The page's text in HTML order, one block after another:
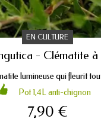
EN CULTURE
- Clématite à
lumineuse qui fleurit
Pot 1,4L anti-chignon
7,90 €